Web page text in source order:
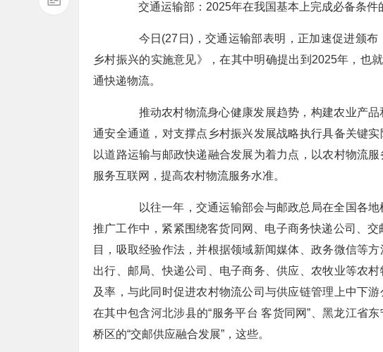
交通运输部：2025年在我国基本上完成必备条件
今日(27日)，交通运输部表明，正加速促进颁布
乡村振兴的实施意见》，在其中明确提出到2025年，也
通快递物流。
推动农村物流身心健康发展趋势，构建农业产品
通安全通道，对支撑点乡村振兴发展战略执行具备关键
以道路运输与邮政快递融合发展为着力点，以农村物流
服务互联网，提高农村物流服务水准。
以往一年，交通运输部会与邮政总局在全国各地
推广工作中，紧紧围绕客货同网、电子商务快递公司、
目，吸取经验作法，并根据领域新闻媒体、政务微信等
出行、邮局、快递公司、电子商务、供应、农牧业等农
及率，与此同时促进农村物流公司与供应链管理上中下
在其中包含河北涉县的“服务平台 客货同网”、黑龙江省
桥区的“交邮供应融合发展”，这些。